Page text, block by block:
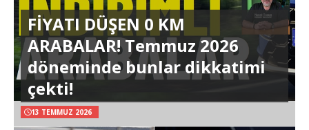
FİYATI DÜŞEN 0 KM
ARABALAR! Temmuz 2026
döneminde bunlar dikkatimi
çekti!
13 TEMMUZ 2026